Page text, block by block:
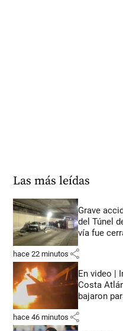
Las más leídas
Grave
del Túnel
vía fue
hace 22 minutos share
En video |
Costa
bajaron
hace 46 minutos share